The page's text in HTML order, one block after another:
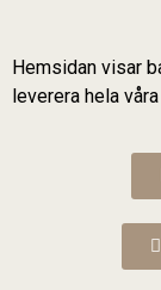
Hemsidan visar
leverera hela